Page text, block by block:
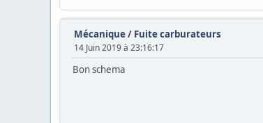
Mécanique/ Fuite carburateurs
14 Juin 2019 à 23:16:17
Bon schema